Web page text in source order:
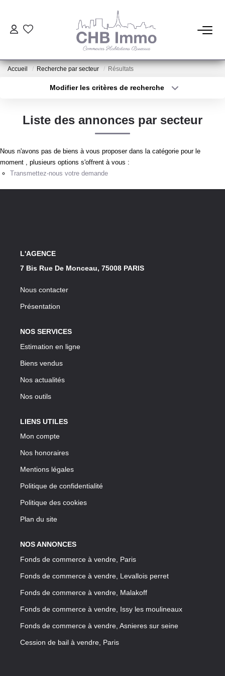
ESTIMATION
GESTION
Accueil Recherche par secteur Résultats
Modifier les critères de recherche
Type de bien
Surface min
Budget max Plus de critères
Liste des annonces par secteur
Nous n'avons pas de biens à vous proposer dans la catégorie pour le
moment , plusieurs options s'offrent à vous :
Transmettez-nous votre demande
L'AGENCE
7 Bis Rue De Monceau, 75008 PARIS
Nous contacter
Présentation
NOS SERVICES
Estimation en ligne
Biens vendus
Nos actualités
Nos outils
LIENS UTILES
Mon compte
Nos honoraires
Mentions légales
Politique de confidentialité
Politique des cookies
Plan du site
NOS ANNONCES
Fonds de commerce à vendre, Paris
Fonds de commerce à vendre, Levallois perret
Fonds de commerce à vendre, Malakoff
Fonds de commerce à vendre, Issy les moulineaux
Fonds de commerce à vendre, Asnieres sur seine
Cession de bail à vendre, Paris